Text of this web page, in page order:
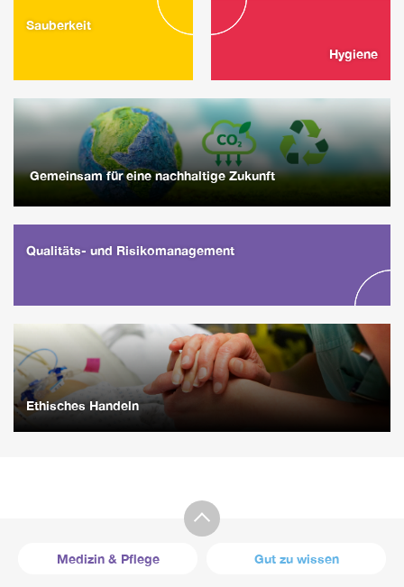
Sauberkeit
Hygiene
Gemeinsam für eine nachhaltige Zukunft
Qualitäts- und Risikomanagement
Ethisches Handeln
Medizin & Pflege Gut zu wissen